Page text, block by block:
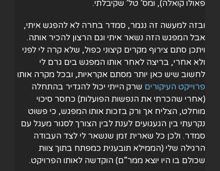
פאולו קואלה), ומס’ טל’ שקיבלתי.
ובזה למעשה זה נגמר, סמדר בחרה לא להפגש איתי,
אבל המפגש הזה נשאר איתי וגם הרצון להכיר אותה.
ויתכן סתם צירוף מקרים קיצוני כפול, שלא קרה לי לפני
ולא אחרי, בריצה לאחר אותו המפגש בים גרם לי
לחשוב שיש כאן יותר מסתם אקראיות, ובכל מקרה אותו
פרוייקט העיקורים שרק הייתי יכול להגדיר בהתחלה
(אחרי שהכרתי את הנפשות הפועלות) כחסר סיכוי
מוחלט, הצליח אך ורק בזכות אותו המפגש, כי פשוט
נקרעתי בין הגעגועים לענת לבין הצורך לסגור מעגל עם
סמדר. ולכן כל שארית זמן שנשאר לי לצד העבודה
הרגילה שלי (הממילא תובענית כמפתח בתוך צוות
שכולם בו היו יוצא ממר”ם) הוקדשה לאותו הפרויקט.